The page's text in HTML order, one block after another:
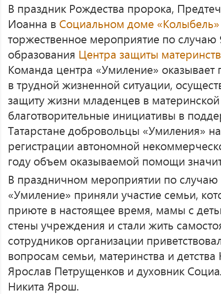
В праздник Рождества пророка,
Иоанна в Социальном доме «Колыбель»
торжественное мероприятие по
образования Центра защиты
Команда центра «Умиление»
в трудной жизненной ситуации,
защиту жизни младенцев в
благотворительные инициативы в
Татарстане добровольцы «Умиления»
регистрации автономной
году объем оказываемой помощи
В праздничном мероприятии по случаю
«Умиление» приняли участие семьи,
приюте в настоящее время, мамы с
стены учреждения и стали жить
сотрудников организации
вопросам семьи, материнства и
Ярослав Петрущенков и духовник
Никита Ярош.